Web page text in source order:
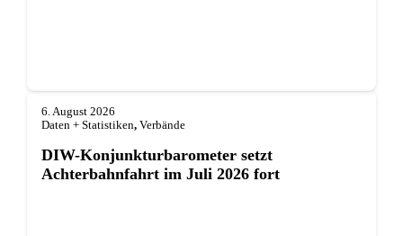
6. August 2026
Daten + Statistiken, Verbände
DIW-Konjunkturbarometer setzt
Achterbahnfahrt im Juli 2026 fort